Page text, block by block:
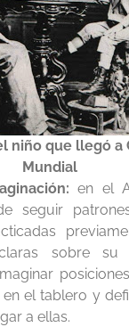
niño que llegó a
Mundial
en el
seguir
sobre su
el tablero y
a ellas.